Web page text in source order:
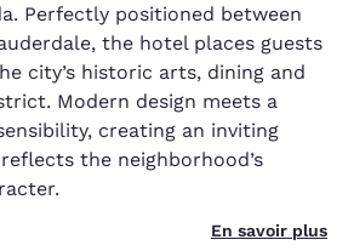
Perfectly positioned between
the hotel places guests
city’s historic arts, dining and
Modern design meets a
creating an inviting
the neighborhood’s
En savoir plus